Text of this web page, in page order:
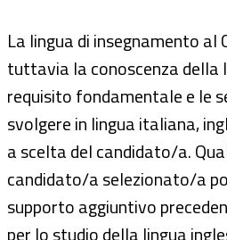
La lingua di insegnamento al
tuttavia la conoscenza della
requisito fondamentale e le
svolgere in lingua italiana,
a scelta del candidato/a.
candidato/a selezionato/a
supporto aggiuntivo
per lo studio della lingua